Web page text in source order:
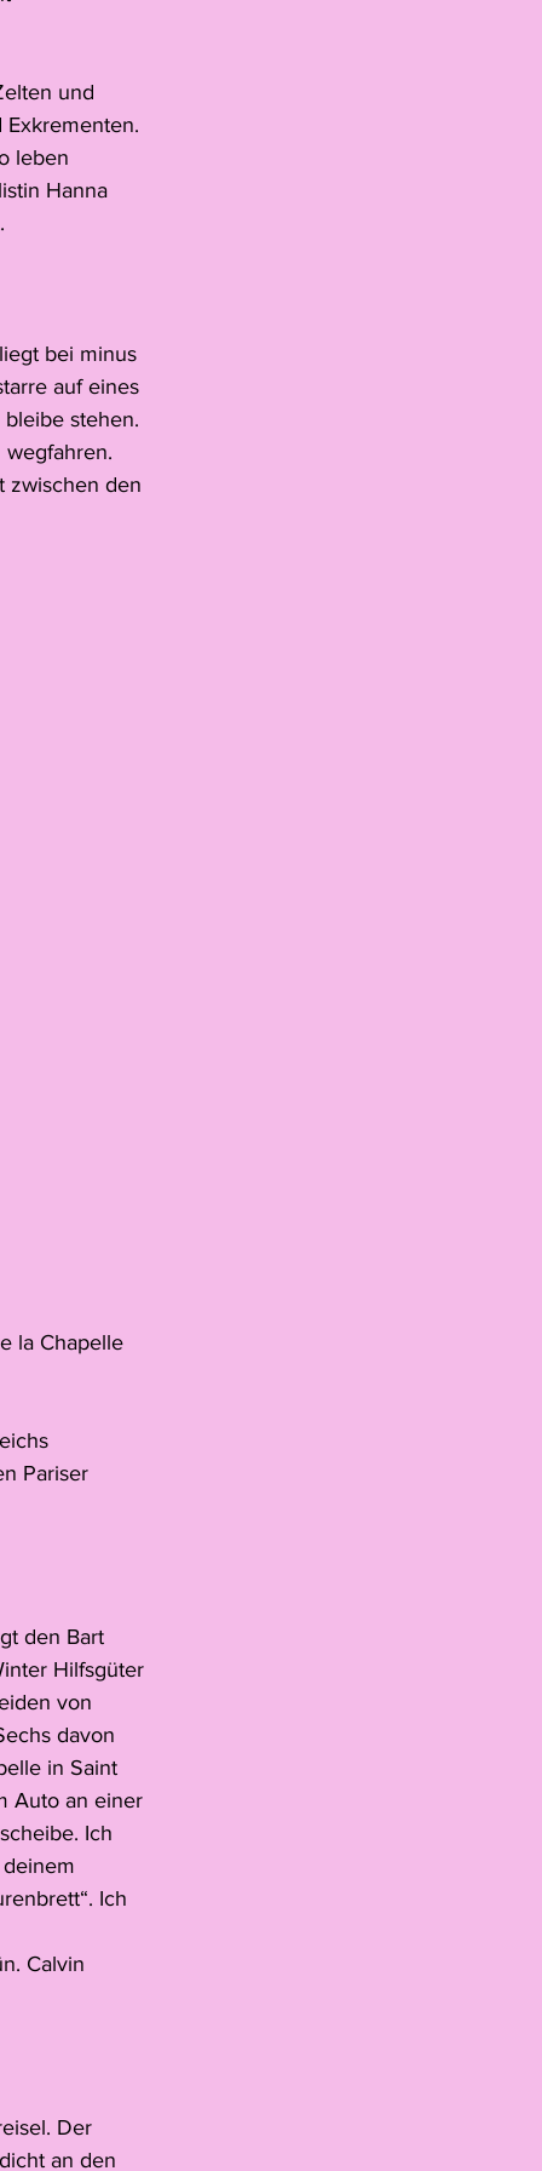
und
leben
Hanna
bei minus
auf eines
stehen.
zwischen den
la Chapelle
Pariser
den Bart
Hilfsgüter
von
davon
in Saint
Auto an einer
Ich
Ich
Calvin
Der
an den